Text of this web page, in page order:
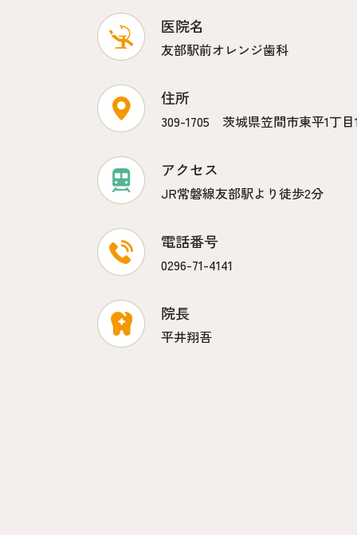
医院名
友部駅前オレンジ歯科
住所
309-1705 茨城県笠間市東平1丁目
アクセス
JR常磐線友部駅より徒歩2分
電話番号
0296-71-4141
院長
平井翔吾